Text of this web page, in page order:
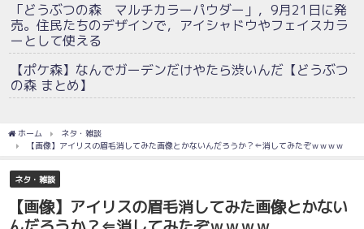
「どうぶつの森 マルチカラーパウダー」，9月21日に発
売。住民たちのデザインで，アイシャドウやフェイスカラ
ーとして使える
【ポケ森】なんでガーデンだけやたら渋いんだ【どうぶつ
の森 まとめ】
ホーム
ネタ・雑談
【画像】アイリスの眉毛消してみた画像とかないんだろうか？⇐消してみたぞｗｗｗｗ
ネタ・雑談
【画像】アイリスの眉毛消してみた画像とかない